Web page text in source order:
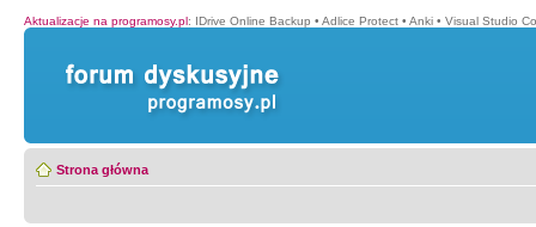
Aktualizacje na programosy.pl: IDrive Online Backup • Adlice Protect • Anki • Visual Studio
Strona główna